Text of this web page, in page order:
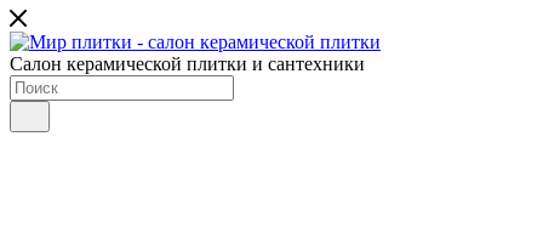
Салон керамической плитки и сантехники